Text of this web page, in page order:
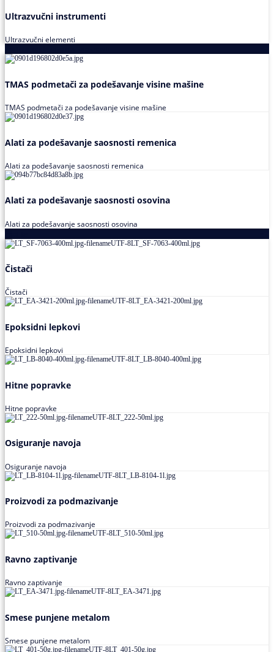
Ultrazvučni instrumenti
Ultrazvučni elementi
TMAS podmetači za podešavanje visine mašine
TMAS podmetači za podešavanje visine mašine
Alati za podešavanje saosnosti remenica
Alati za podešavanje saosnosti remenica
Alati za podešavanje saosnosti osovina
Alati za podešavanje saosnosti osovina
Čistači
Čistači
Epoksidni lepkovi
Epoksidni lepkovi
Hitne popravke
Hitne popravke
Osiguranje navoja
Osiguranje navoja
Proizvodi za podmazivanje
Proizvodi za podmazivanje
Ravno zaptivanje
Ravno zaptivanje
Smese punjene metalom
Smese punjene metalom